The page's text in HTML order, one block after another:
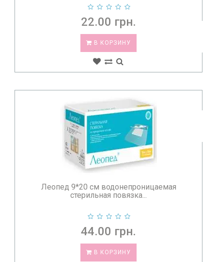
22.00 грн.
В КОРЗИНУ
Леопед 9*20 см водонепроницаемая
стерильная повязка...
44.00 грн.
В КОРЗИНУ